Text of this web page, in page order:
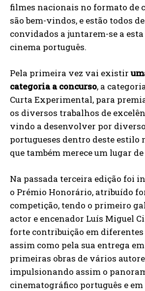
filmes nacionais no formato de
são bem-vindos, e estão todos
convidados a juntarem-se a esta
cinema português.
Pela primeira vez vai existir
categoria a concurso, a
Curta Experimental, para
os diversos trabalhos de
vindo a desenvolver por
portugueses dentro deste estilo
que também merece um lugar
Na passada terceira edição foi
o Prémio Honorário, atribuído
competição, tendo o primeiro
actor e encenador Luís Miguel
forte contribuição em diferentes
assim como pela sua entrega
primeiras obras de vários
impulsionando assim o
cinematográfico português e